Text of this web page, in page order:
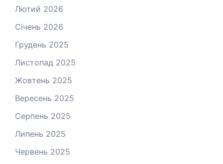
Лютий 2026
Січень 2026
Грудень 2025
Листопад 2025
Жовтень 2025
Вересень 2025
Серпень 2025
Липень 2025
Червень 2025